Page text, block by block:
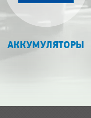
АККУМУЛЯТОРЫ